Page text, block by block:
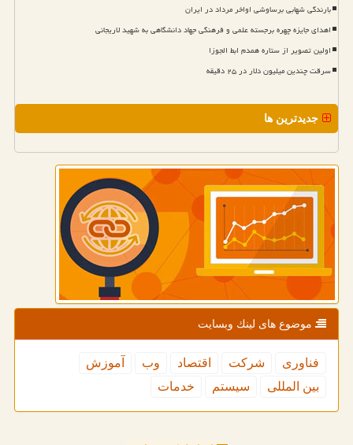
بارندگی شهابی برساوشی اواخر مرداد در ایران
اهدای جایزه چهره برجسته علمی و فرهنگی جهاد دانشگاهی به شهید لاریجانی
اولین تصویر از ستاره همدم ابط الجوزا
سرقت چندین میلیون دلار در ۲۵ دقیقه
جدیدترین ها
موضوع های لینك وبسایت
فناوری شركت اقتصاد وب
آموزش
بین المللی
سیستم خدمات